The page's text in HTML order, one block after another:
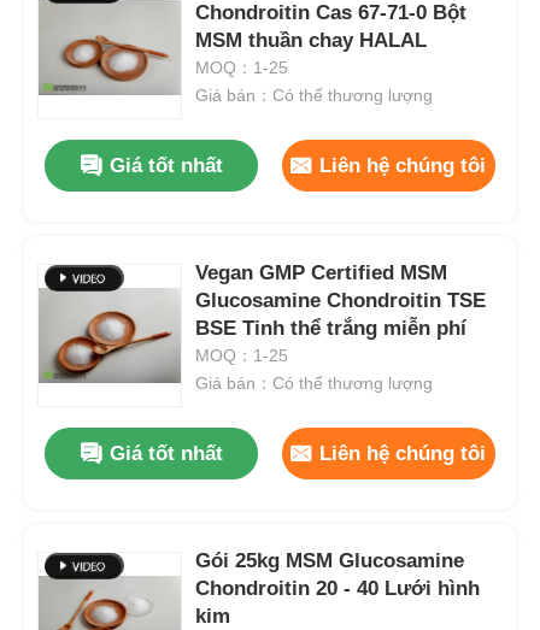
Chondroitin Cas 67-71-0 Bột
MSM thuần chay HALAL
MOQ：1-25
Giá bán：Có thể thương lượng
Giá tốt nhất Liên hệ chúng tôi
Vegan GMP Certified MSM
Glucosamine Chondroitin TSE
BSE Tinh thể trắng miễn phí
MOQ：1-25
Giá bán：Có thể thương lượng
Giá tốt nhất Liên hệ chúng tôi
Gói 25kg MSM Glucosamine
Chondroitin 20 - 40 Lưới hình
kim